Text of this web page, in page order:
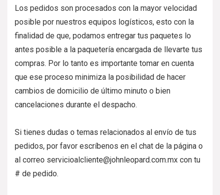
Los pedidos son procesados con la mayor velocidad
posible por nuestros equipos logísticos, esto con la
finalidad de que, podamos entregar tus paquetes lo
antes posible a la paquetería encargada de llevarte tus
compras. Por lo tanto es importante tomar en cuenta
que ese proceso minimiza la posibilidad de hacer
cambios de domicilio de último minuto o bien
cancelaciones durante el despacho.
Si tienes dudas o temas relacionados al envío de tus
pedidos, por favor escríbenos en el chat de la página o
al correo servicioalcliente@johnleopard.com.mx con tu
# de pedido.